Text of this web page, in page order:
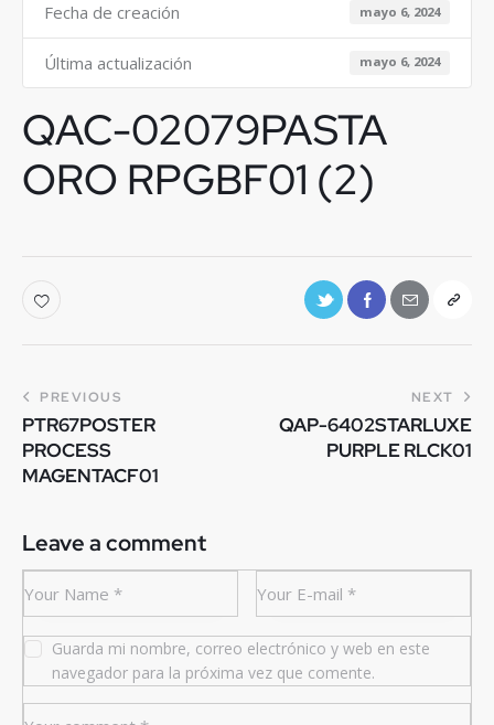
Fecha de creación mayo 6, 2024
Última actualización mayo 6, 2024
QAC-02079PASTA
ORO RPGBF01 (2)
PREVIOUS
PTR67POSTER
PROCESS
MAGENTACF01
NEXT
QAP-6402STARLUXE
PURPLE RLCK01
Leave a comment
Guarda mi nombre, correo electrónico y web en este
navegador para la próxima vez que comente.